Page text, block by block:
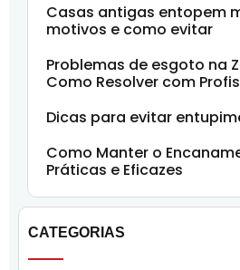
Casas antigas entopem
motivos e como evitar
Problemas de esgoto na
Como Resolver com
Dicas para evitar
Como Manter o
Práticas e Eficazes
CATEGORIAS